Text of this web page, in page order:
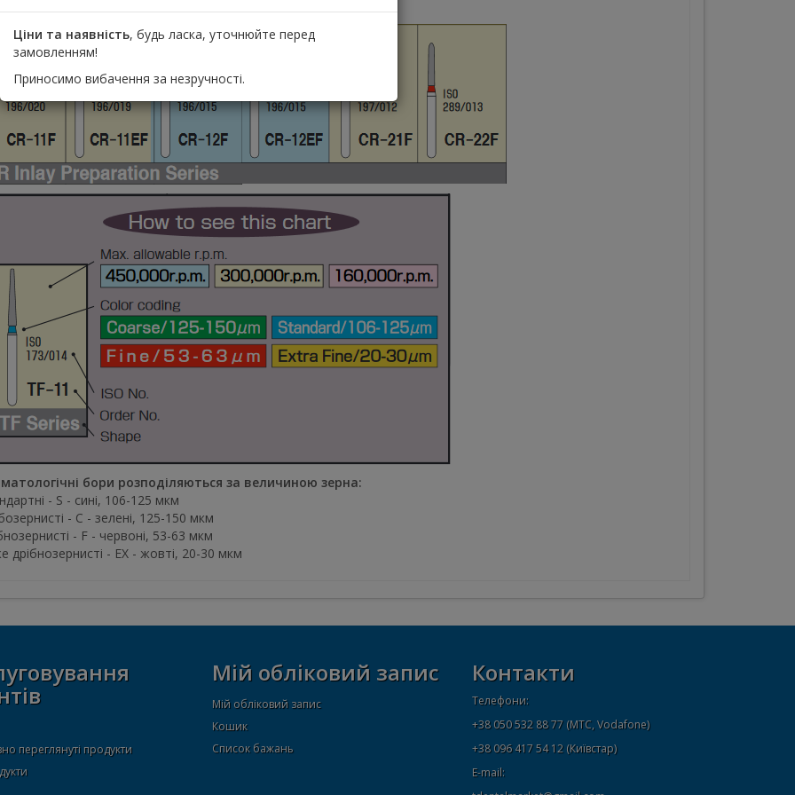
бори розподіляються за величиною зерна:
- S - сині, 106-125 мкм
- C - зелені, 125-150 мкм
- F - червоні, 53-63 мкм
дрібнозернисті - EX - жовті, 20-30 мкм
переглянуті продукти
Мій обліковий запис
Мій обліковий запис
Кошик
Список бажань
Контакти
Телефони:
+38 050 532 88 77 (МТС, Vodafone)
+38 096 417 54 12 (Київстар)
E-mail:
Ціни та наявність, будь ласка, уточнюйте перед
замовленням!
Приносимо вибачення за незручності.